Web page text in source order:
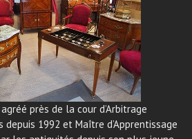
près de la cour d’Arbitrage
depuis 1992 et Maître d’Apprentissage